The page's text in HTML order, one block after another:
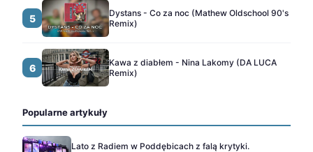
5
Dystans - Co za noc (Mathew Oldschool 90's
Remix)
6
Kawa z diabłem - Nina Lakomy (DA LUCA
Remix)
Popularne artykuły
Lato z Radiem w Poddębicach z falą krytyki.